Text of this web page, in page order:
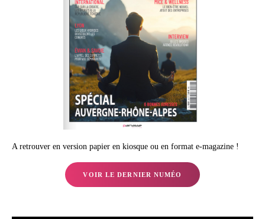
A retrouver en version papier en kiosque ou en format e-magazine !
VOIR LE DERNIER NUMÉO